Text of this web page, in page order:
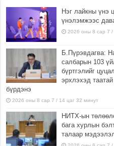
Нэг лайкны үнэ
үнэлэмжээс
2026 оны 8 сар 7 /
Б.Пүрэвдагва:
салбарын 103
бүртгэлийг
эрхлэхэд
бүрдэнэ
2026 оны 8 сар 7 / 14 цаг 32 минут
НИТХ-ын
бага хурлын
талаар